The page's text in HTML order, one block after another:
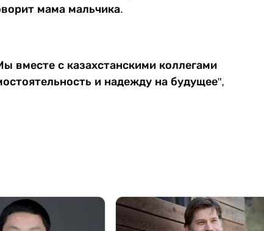
мама мальчика.
вместе с казахстанскими коллегами
и надежду на будущее",